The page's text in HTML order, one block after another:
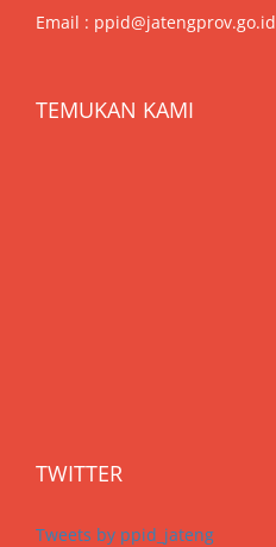
Email : ppid@jatengprov.go.id
TEMUKAN KAMI
TWITTER
Tweets by ppid_jateng